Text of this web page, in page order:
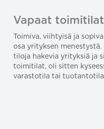
Vapaat toimitilat
Toimiva, viihtyisä ja
osa yrityksen
tiloja hakevia yrityksiä ja
toimitilat, oli sitten
varastotila tai